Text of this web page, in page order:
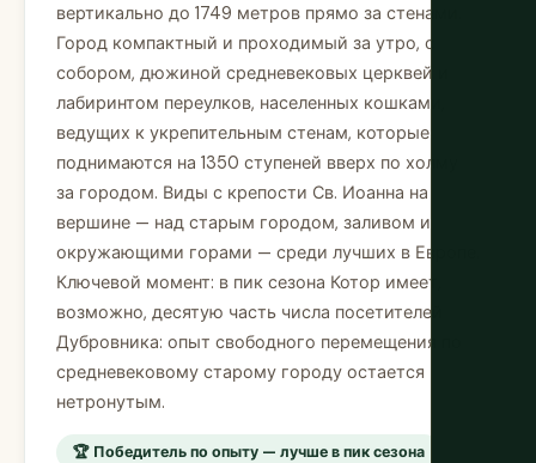
вертикально до 1749 метров прямо за стенами.
Город компактный и проходимый за утро, с
собором, дюжиной средневековых церквей и
лабиринтом переулков, населенных кошками,
ведущих к укрепительным стенам, которые
поднимаются на 1350 ступеней вверх по холму
за городом. Виды с крепости Св. Иоанна на
вершине — над старым городом, заливом и
окружающими горами — среди лучших в Европе.
Ключевой момент: в пик сезона Котор имеет,
возможно, десятую часть числа посетителей
Дубровника: опыт свободного перемещения по
средневековому старому городу остается
нетронутым.
🏆 Победитель по опыту — лучше в пик сезона